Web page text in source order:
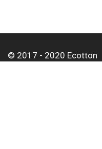
© 2017 - 2020 Ecotton